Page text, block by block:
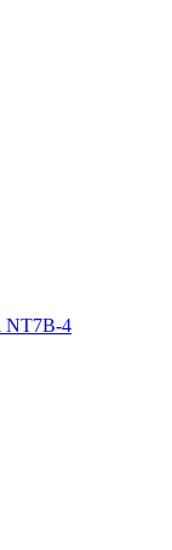
NT7B-4